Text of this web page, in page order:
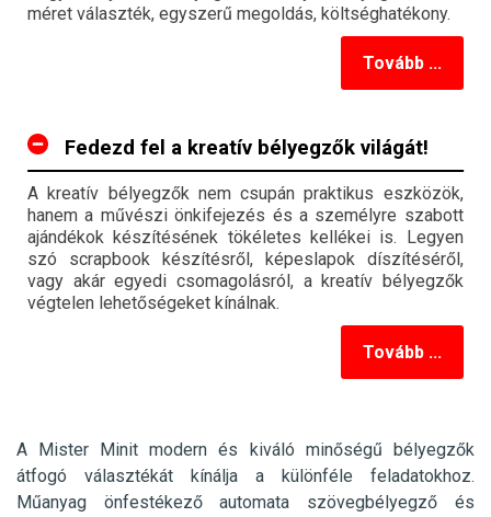
méret választék, egyszerű megoldás, költséghatékony.
Tovább ...
Fedezd fel a kreatív bélyegzők világát!
A kreatív bélyegzők nem csupán praktikus eszközök,
hanem a művészi önkifejezés és a személyre szabott
ajándékok készítésének tökéletes kellékei is. Legyen
szó scrapbook készítésről, képeslapok díszítéséről,
vagy akár egyedi csomagolásról, a kreatív bélyegzők
végtelen lehetőségeket kínálnak.
Tovább ...
A Mister Minit modern és kiváló minőségű bélyegzők
átfogó választékát kínálja a különféle feladatokhoz.
Műanyag önfestékező automata szövegbélyegző és